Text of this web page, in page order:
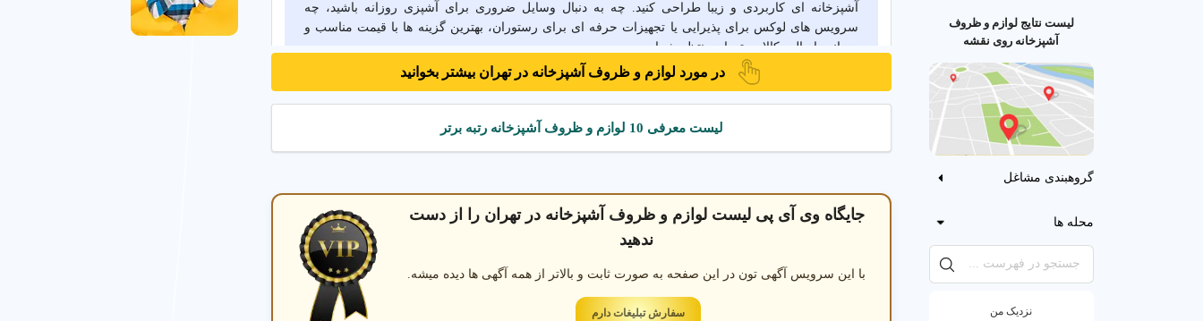
لیست نتایج لوازم و ظروف
آشپزخانه روی نقشه
گروهبندی مشاغل
محله ها
نزدیک من
آشپزخانه ای کاربردی و زیبا طراحی کنید. چه به دنبال وسایل ضروری برای آشپزی روزانه باشید، چه
سرویس های لوکس برای پذیرایی یا تجهیزات حرفه ای برای رستوران، بهترین گزینه ها با قیمت مناسب و
ضمانت اصالت کالا در تهران منتظر شماست.
لوازم و ظروف آشپزخانه در تهران
ظروف چینی در تهران ظروف پلاستیکی در تهران لوازم برقی آشپزخانه در تهران ظروف فلزی در تهران
در مورد لوازم و ظروف آشپزخانه در تهران بیشتر بخوانید
لیست معرفی 10 لوازم و ظروف آشپزخانه رتبه برتر
جایگاه وی آی پی لیست لوازم و ظروف آشپزخانه در تهران را از دست
ندهید
با این سرویس آگهی تون در این صفحه به صورت ثابت و بالاتر از همه آگهی ها دیده میشه.
سفارش تبلیغات دارم